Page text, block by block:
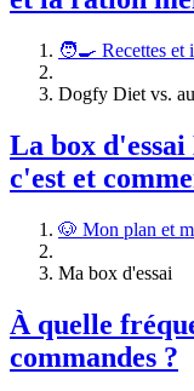
🧑‍🍳 Recettes et
Dogfy Diet vs.
La box
c'est et
🐶 Mon plan et
Ma box d'essai
À quelle
commandes ?